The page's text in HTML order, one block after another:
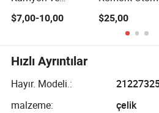
OEM Standardı
Ayarlayıcı
$7,00-10,00
OEM Standardı
(RW801074)
$25,00
Hızlı Ayrıntılar
Hayır. Modeli.:
malzeme:
çelik